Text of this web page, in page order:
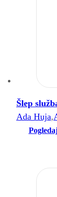
Šlep
Ada Huja,